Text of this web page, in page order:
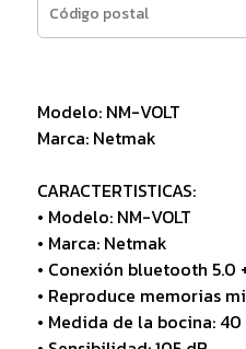
Modelo: NM-VOLT
Marca: Netmak
CARACTERTISTICAS:
• Modelo: NM-VOLT
• Marca: Netmak
• Conexión bluetooth 5.0
• Reproduce memorias
• Medida de la bocina: